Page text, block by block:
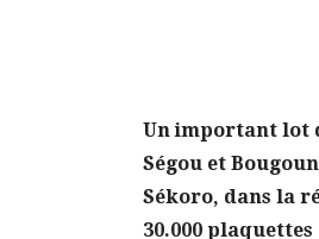
Un important lot
Ségou et
Sékoro, dans la
30.000